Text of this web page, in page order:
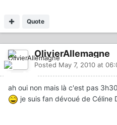
Quote
OlivierAllemagne
Posted May 7, 2010 at
ah oui non mais là c'est pas
je suis fan dévoué de Céline